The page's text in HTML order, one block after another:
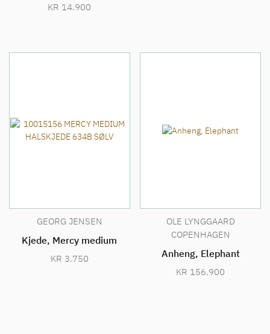
KR 14.900
GEORG JENSEN
Kjede, Mercy medium
KR 3.750
OLE LYNGGAARD
COPENHAGEN
Anheng, Elephant
KR 156.900